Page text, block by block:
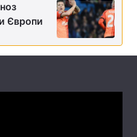
Наука
Туризм
Європи